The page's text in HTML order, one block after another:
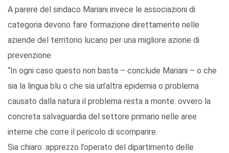
A parere del sindaco Mariani invece le associazioni di
categoria devono fare formazione direttamente nelle
aziende del territorio lucano per una migliore azione di
prevenzione
“In ogni caso questo non basta – conclude Mariani – o che
sia la lingua blu o che sia un’altra epidemia o problema
causato dalla natura il problema resta a monte: ovvero la
concreta salvaguardia del settore primario nelle aree
interne che corre il pericolo di scomparire.
Sia chiaro: apprezzo l’operato del dipartimento delle